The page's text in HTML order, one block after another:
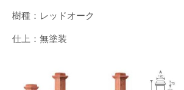
樹種：レッドオーク
仕上：無塗装